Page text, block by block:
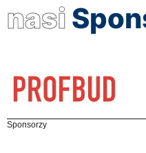
nasi
Sponsorzy